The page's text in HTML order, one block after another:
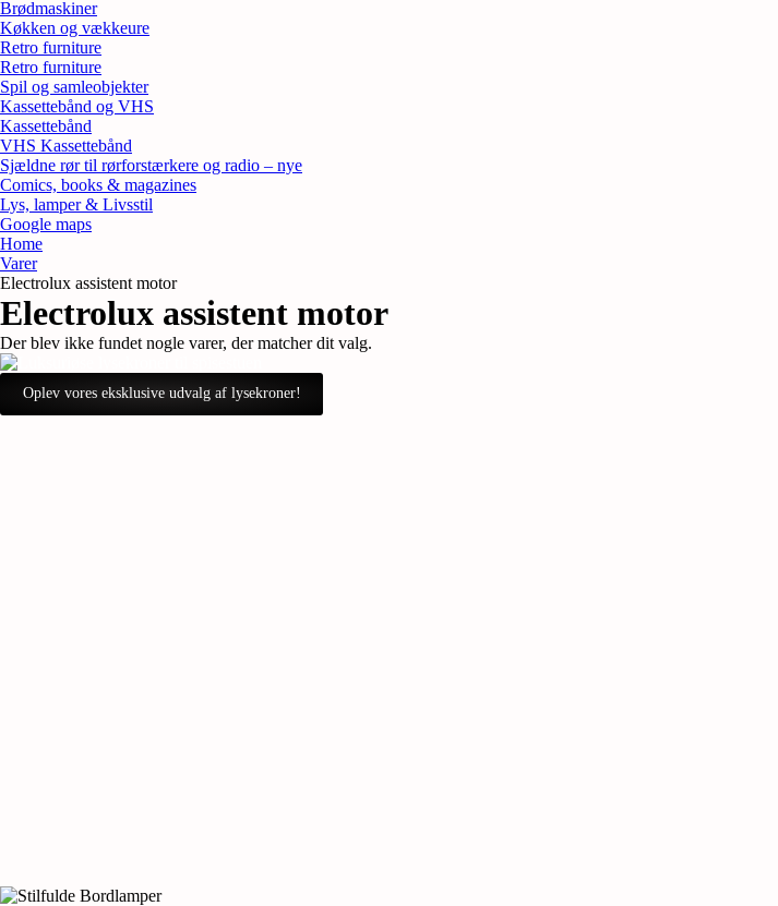
Brødmaskiner
Køkken og vækkeure
Retro furniture
Retro furniture
Spil og samleobjekter
Kassettebånd og VHS
Kassettebånd
VHS Kassettebånd
Sjældne rør til rørforstærkere og radio – nye
Comics, books & magazines
Lys, lamper & Livsstil
Google maps
Home
Varer
Electrolux assistent motor
Electrolux assistent motor
Der blev ikke fundet nogle varer, der matcher dit valg.
Oplev vores eksklusive udvalg af lysekroner!